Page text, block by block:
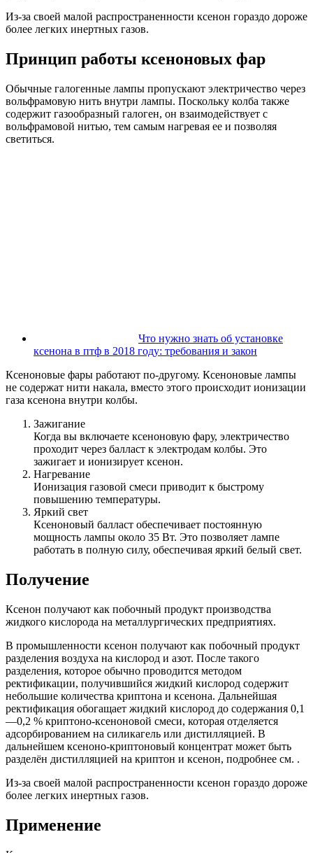
Из-за своей малой распространенности ксенон гораздо дороже
более легких инертных газов.
Принцип работы ксеноновых фар
Обычные галогенные лампы пропускают электричество через
вольфрамовую нить внутри лампы. Поскольку колба также
содержит газообразный галоген, он взаимодействует с
вольфрамовой нитью, тем самым нагревая ее и позволяя
светиться.
Что нужно знать об установке
ксенона в птф в 2018 году: требования и закон
Ксеноновые фары работают по-другому. Ксеноновые лампы
не содержат нити накала, вместо этого происходит ионизации
газа ксенона внутри колбы.
Зажигание
Когда вы включаете ксеноновую фару, электричество
проходит через балласт к электродам колбы. Это
зажигает и ионизирует ксенон.
Нагревание
Ионизация газовой смеси приводит к быстрому
повышению температуры.
Яркий свет
Ксеноновый балласт обеспечивает постоянную
мощность лампы около 35 Вт. Это позволяет лампе
работать в полную силу, обеспечивая яркий белый свет.
Получение
Ксенон получают как побочный продукт производства
жидкого кислорода на металлургических предприятиях.
В промышленности ксенон получают как побочный продукт
разделения воздуха на кислород и азот. После такого
разделения, которое обычно проводится методом
ректификации, получившийся жидкий кислород содержит
небольшие количества криптона и ксенона. Дальнейшая
ректификация обогащает жидкий кислород до содержания 0,1
—0,2 % криптоно-ксеноновой смеси, которая отделяется
адсорбированием на силикагель или дистилляцией. В
дальнейшем ксеноно-криптоновый концентрат может быть
разделён дистилляцией на криптон и ксенон, подробнее см. .
Из-за своей малой распространенности ксенон гораздо дороже
более легких инертных газов.
Применение